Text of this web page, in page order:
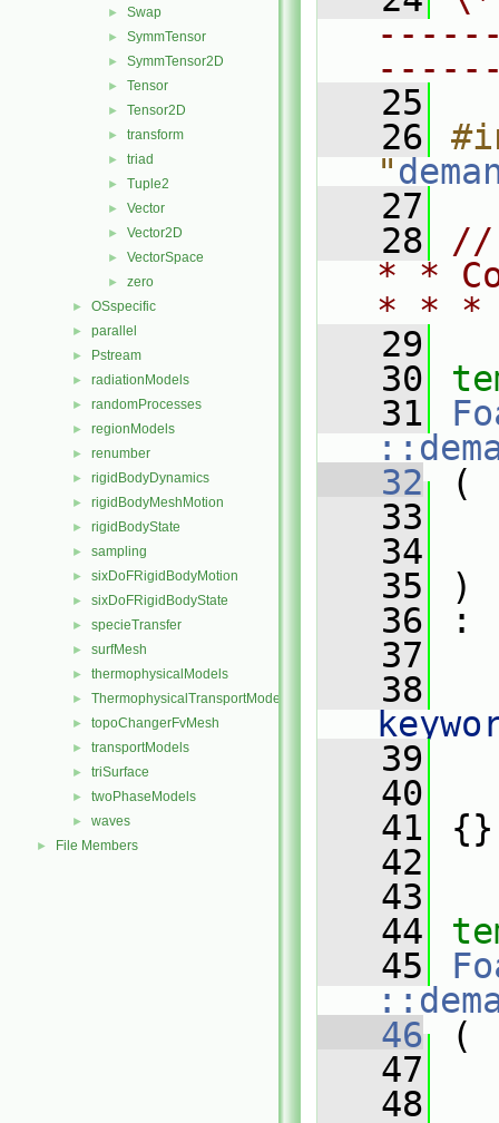
► Swap
► SymmTensor
► SymmTensor2D
► Tensor
► Tensor2D
► transform
► triad
► Tuple2
► Vector
► Vector2D
► VectorSpace
► zero
► OSspecific
► parallel
► Pstream
► radiationModels
► randomProcesses
► regionModels
► renumber
► rigidBodyDynamics
► rigidBodyMeshMotion
► rigidBodyState
► sampling
► sixDoFRigidBodyMotion
► sixDoFRigidBodyState
► specieTransfer
► surfMesh
► thermophysicalModels
► ThermophysicalTransportModels
► topoChangerFvMesh
► transportModels
► triSurface
► twoPhaseModels
► waves
► File Members
   25
   26
"
   27
   28
//
* *
* *
   29
   30
   31
   32
(
   33
   34
   35
)
   36
:
   37
   38
   39
   40
   41
{}
   42
   43
   44
   45
   46
(
   47
   48